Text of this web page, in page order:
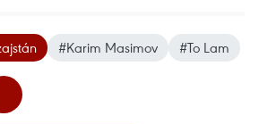
#Karim Masimov #To Lam